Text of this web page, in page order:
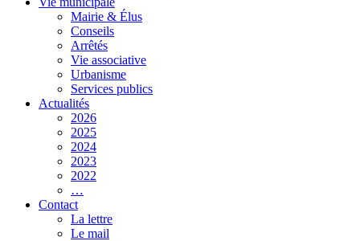
Mairie & Élus
Conseils
Arrêtés
Vie associative
Urbanisme
Services publics
Actualités
2026
2025
2024
2023
2022
…
Contact
La lettre
Le mail